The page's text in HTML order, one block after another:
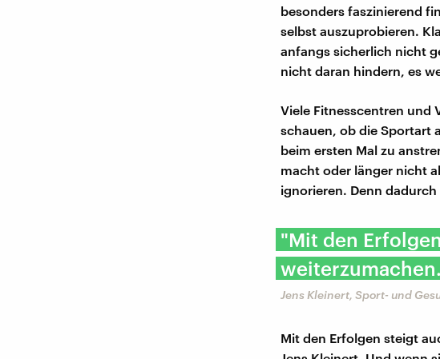
besonders faszinierend
selbst auszuprobieren.
anfangs sicherlich nicht
nicht daran hindern, es
Viele Fitnesscentren und
schauen, ob die Sportart
beim ersten Mal zu
macht oder länger nicht
ignorieren. Denn
"Mit den
Jens Kleinert, Sport- und
Mit den Erfolgen steigt